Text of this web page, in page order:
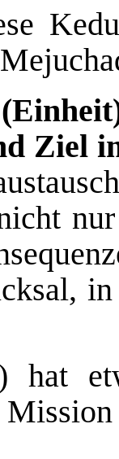
Ziel
hat